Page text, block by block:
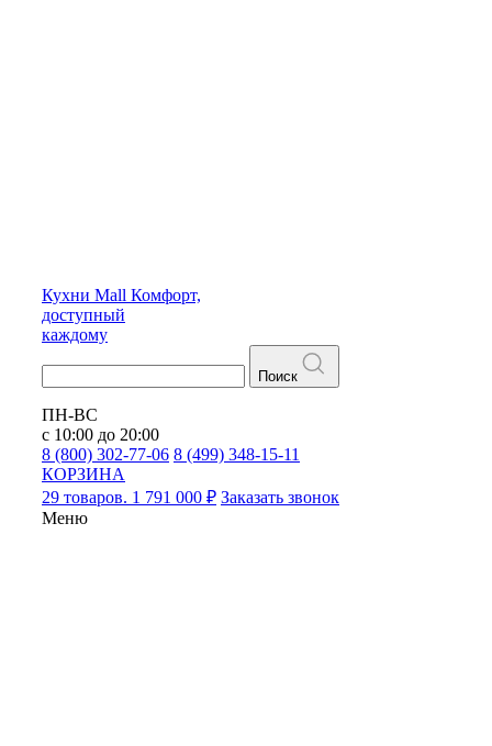
Кухни Mall Комфорт,
доступный
каждому
Поиск
ПН-ВС
с 10:00 до 20:00
8 (800) 302-77-06 8 (499) 348-15-11
КОРЗИНА
29 товаров. 1 791 000 ₽ Заказать звонок
Меню